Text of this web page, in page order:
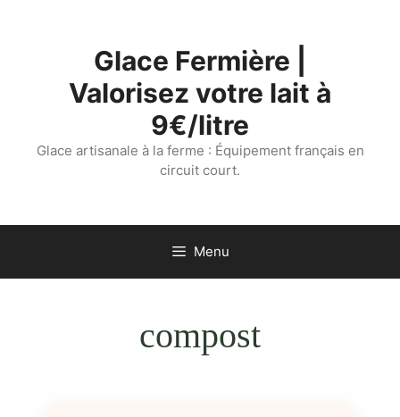
Glace Fermière |
Valorisez votre lait à
9€/litre
Glace artisanale à la ferme : Équipement français en
circuit court.
Menu
compost